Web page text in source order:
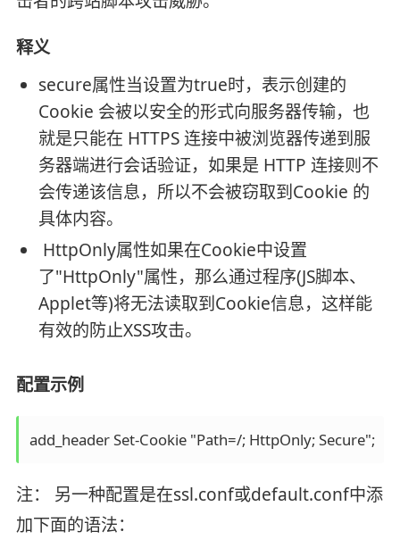
释义
secure属性当设置为true时，表示创建的
Cookie 会被以安全的形式向服务器传输，也
就是只能在 HTTPS 连接中被浏览器传递到服
务器端进行会话验证，如果是 HTTP 连接则不
会传递该信息，所以不会被窃取到Cookie 的
具体内容。
HttpOnly属性如果在Cookie中设置
了"HttpOnly"属性，那么通过程序(JS脚本、
Applet等)将无法读取到Cookie信息，这样能
有效的防止XSS攻击。
配置示例
add_header Set-Cookie "Path=/; HttpOnly; Secure";
注： 另一种配置是在ssl.conf或default.conf中添
加下面的语法：